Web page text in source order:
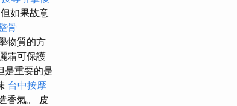
如果故意
骨
物質的方
霜可保護
是重要的是
台中按摩
香氣。 皮